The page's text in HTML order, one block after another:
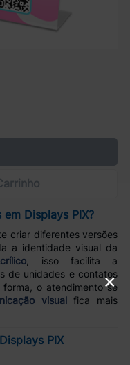
Displays PIX?
criar diferentes versões
a identidade visual da
, isso facilita a
de unidades e contatos
o atendimento se
visualfica mais
PIX
×